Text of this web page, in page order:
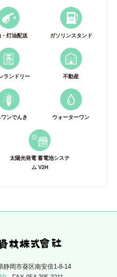
灯油配送 ガソリンスタンド
ランドリー 不動産
ワンでんき ウォーターワン
太陽光発電 蓄電池システ
ム V2H
岡市葵区南安倍1-8-14